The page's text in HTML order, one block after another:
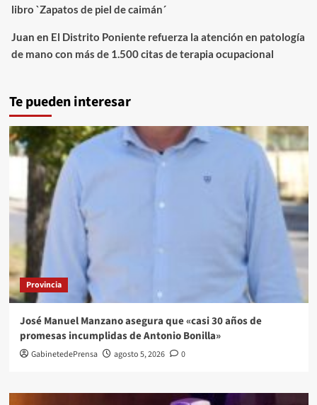
libro `Zapatos de piel de caimán´
Juan en El Distrito Poniente refuerza la atención en patología
de mano con más de 1.500 citas de terapia ocupacional
Te pueden interesar
Provincia
José Manuel Manzano asegura que «casi 30 años de
promesas incumplidas de Antonio Bonilla»
GabinetedePrensa agosto 5, 2026 0